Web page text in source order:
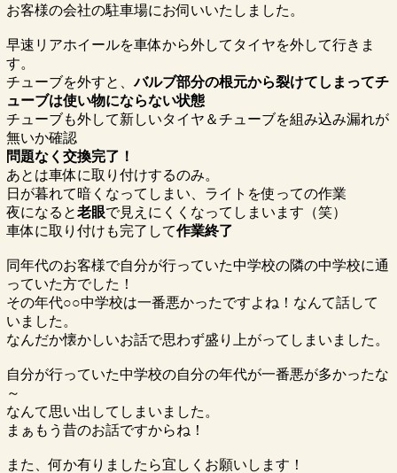
お客様の会社の駐車場にお伺いいたしました。
早速リアホイールを車体から外してタイヤを外して行きま
す。
チューブを外すと、バルブ部分の根元から裂けてしまってチ
ューブは使い物にならない状態
チューブも外して新しいタイヤ＆チューブを組み込み漏れが
無いか確認
問題なく交換完了！
あとは車体に取り付けするのみ。
日が暮れて暗くなってしまい、ライトを使っての作業
夜になると老眼で見えにくくなってしまいます（笑）
車体に取り付けも完了して作業終了
同年代のお客様で自分が行っていた中学校の隣の中学校に通
っていた方でした！
その年代○○中学校は一番悪かったですよね！なんて話して
いました。
なんだか懐かしいお話で思わず盛り上がってしまいました。
自分が行っていた中学校の自分の年代が一番悪が多かったな
～
なんて思い出してしまいました。
まぁもう昔のお話ですからね！
また、何か有りましたら宜しくお願いします！